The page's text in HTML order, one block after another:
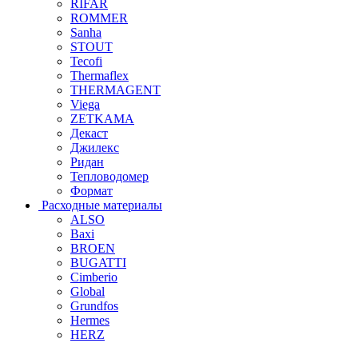
RIFAR
ROMMER
Sanha
STOUT
Tecofi
Thermaflex
THERMAGENT
Viega
ZETKAMA
Декаст
Джилекс
Ридан
Тепловодомер
Формат
Расходные материалы
ALSO
Baxi
BROEN
BUGATTI
Cimberio
Global
Grundfos
Hermes
HERZ